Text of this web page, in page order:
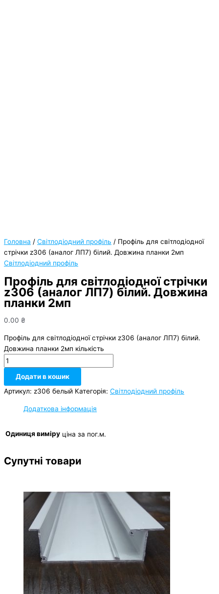
Головна / Світлодіодний профіль / Профіль для світлодіодної
стрічки z306 (аналог ЛП7) білий. Довжина планки 2мп
Світлодіодний профіль
Профіль для світлодіодної стрічки
z306 (аналог ЛП7) білий. Довжина
планки 2мп
0.00 ₴
Профіль для світлодіодної стрічки z306 (аналог ЛП7) білий.
Довжина планки 2мп кількість
Додати в кошик
Артикул: z306 белый Категорія: Світлодіодний профіль
Додаткова інформація
Одиниця виміру ціна за пог.м.
Супутні товари